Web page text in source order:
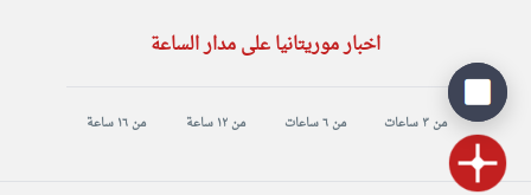
اخبار موريتانيا على مدار الساعة
من ٣ ساعات من ٦ ساعات من ١٢ ساعة من ١٦ ساعة